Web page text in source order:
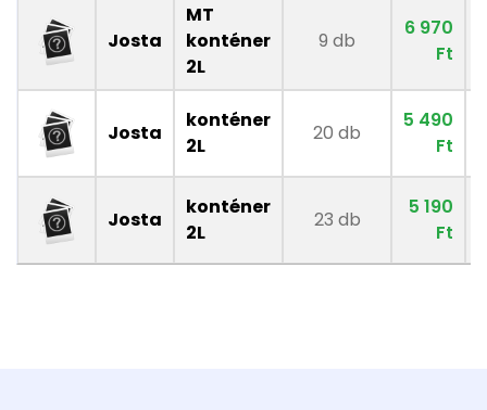
Josta
MT
konténer
2L
9 db
6 970
Ft
Josta
konténer
2L
20 db
5 490
Ft
Josta
konténer
2L
23 db
5 190
Ft